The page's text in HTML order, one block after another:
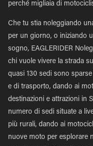
perché migliaia di
Che tu stia noleggiando
per un giorno, o iniziando
sogno, EAGLERIDER
chi vuole vivere la strada
quasi 130 sedi sono
e di trasporto, dando ai
destinazioni e attrazioni in
numero di sedi situate a
più rurali, dando ai
nuove moto per esplorare